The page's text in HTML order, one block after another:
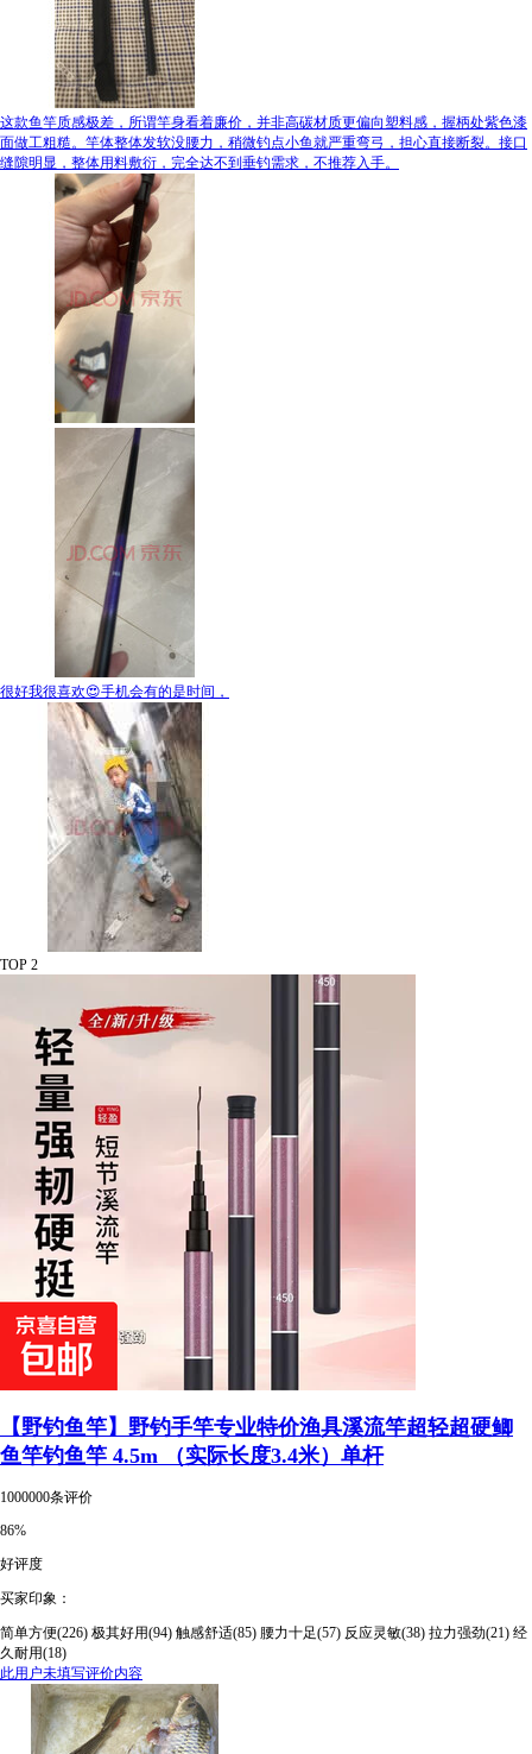
这款鱼竿质感极差，所谓竿身看着廉价，并非高碳材质更偏向塑料感，握柄处紫色漆
面做工粗糙。竿体整体发软没腰力，稍微钓点小鱼就严重弯弓，担心直接断裂。接口
缝隙明显，整体用料敷衍，完全达不到垂钓需求，不推荐入手。
很好我很喜欢😍手机会有的是时间，
TOP 2
【野钓鱼竿】野钓手竿专业特价渔具溪流竿超轻超硬鲫
鱼竿钓鱼竿 4.5m （实际长度3.4米）单杆
1000000条评价
86%
好评度
买家印象：
简单方便(226) 极其好用(94) 触感舒适(85) 腰力十足(57) 反应灵敏(38) 拉力强劲(21) 经
久耐用(18)
此用户未填写评价内容